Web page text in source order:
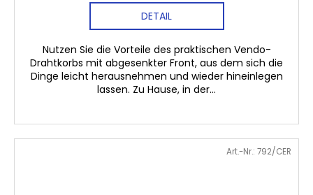
DETAIL
Nutzen Sie die Vorteile des praktischen Vendo-
Drahtkorbs mit abgesenkter Front, aus dem sich die
Dinge leicht herausnehmen und wieder hineinlegen
lassen. Zu Hause, in der...
Art.-Nr.: 792/CER